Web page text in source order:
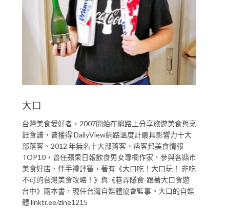
大口
台灣美食愛好者，2007開始在網路上分享旅遊美食與烹
飪食譜，曾獲得 DailyView網路溫度計最具影響力十大
部落客、2012 年無名十大部落客、痞客邦美食情報
TOP10，曾任蘋果日報飲食男女專欄作家、參與各縣市
美食好店、伴手禮評審，著有《大口吃！大口玩！ 非吃
不可的台灣美食攻略！》與《巷弄隱食-跟著大口食遊
台中》兩本書，現任台灣自媒體協會監事。大口的自媒
體 linktr.ee/zine1215